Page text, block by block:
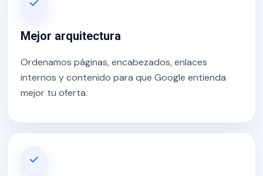
Mejor arquitectura
Ordenamos páginas, encabezados, enlaces
internos y contenido para que Google entienda
mejor tu oferta.